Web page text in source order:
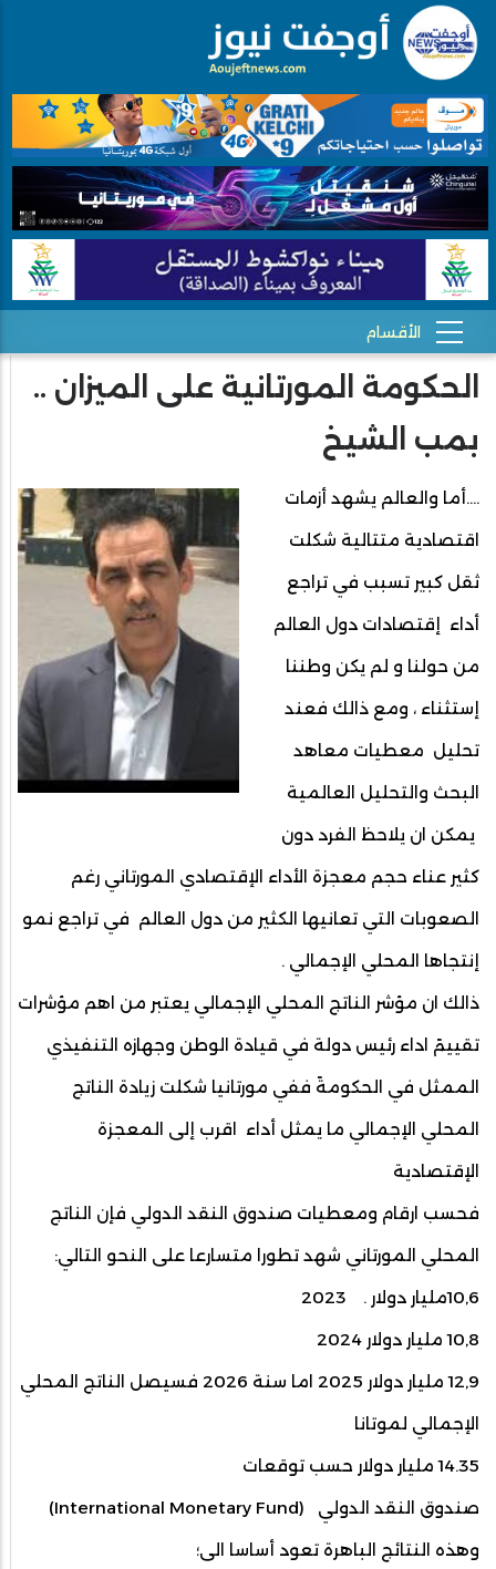
الحكومة المورتانية على الميزان ..
بمب الشيخ
….أما والعالم يشهد أزمات
اقتصادية متتالية شكلت
ثقل كبير تسبب في تراجع
أداء إقتصادات دول العالم
من حولنا و لم يكن وطننا
إستثناء ، ومع ذالك فعند
تحليل معطيات معاهد
البحث والتحليل العالمية
يمكن ان يلاحظ الفرد دون
كثير عناء حجم معجزة الأداء الإقتصادي المورتاني رغم
الصعوبات التي تعانيها الكثير من دول العالم في تراجع نمو
إنتجاها المحلي الإجمالي .
ذالك ان مؤشر الناتج المحلي الإجمالي يعتبر من اهم مؤشرات
تقييمً اداء رئيس دولة في قيادة الوطن وجهازه التنفيذي
الممثل في الحكومةً ففي مورتانيا شكلت زيادة الناتج
المحلي الإجمالي ما يمثل أداء اقرب إلى المعجزة
الإقتصادية
فحسب ارقام ومعطيات صندوق النقد الدولي فإن الناتج
المحلي المورتاني شهد تطورا متسارعا على النحو التالي:
10,6مليار دولار . 2023
10,8 مليار دولار 2024
12,9 مليار دولار 2025 اما سنة 2026 فسيصل الناتج المحلي
الإجمالي لموتانا
14.35 مليار دولار حسب توقعات
صندوق النقد الدولي (International Monetary Fund)
وهذه النتائج الباهرة تعود أساسا الى؛